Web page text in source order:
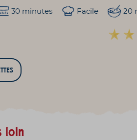
30 minutes Facile 20
loin